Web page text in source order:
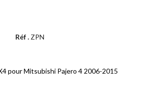
Réf . ZPN
pour Mitsubishi Pajero 4 2006-2015